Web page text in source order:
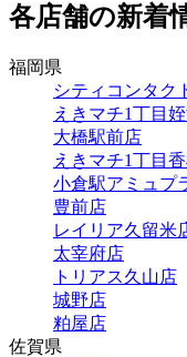
各店舗の新着
福岡県
シティコンタク
えきマチ1丁目
大橋駅前店
えきマチ1丁目
小倉駅アミュプ
豊前店
レイリア久留米
太宰府店
トリアス久山店
城野店
粕屋店
佐賀県